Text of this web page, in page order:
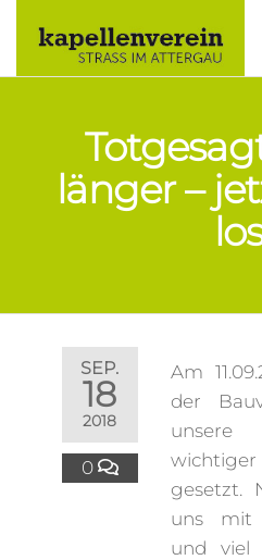
länger –
SEP.
18
2018
0
Am
der
gesetzt.
uns mit
und viel